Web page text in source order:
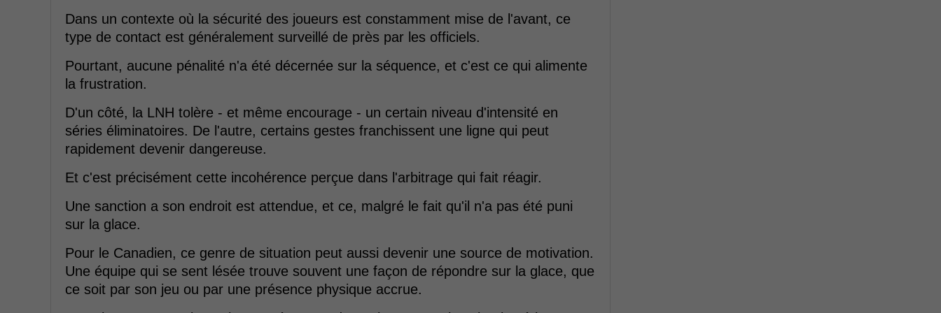
Dans un contexte où la sécurité des joueurs est constamment mise de l'avant, ce
type de contact est généralement surveillé de près par les officiels.
Pourtant, aucune pénalité n'a été décernée sur la séquence, et c'est ce qui alimente
la frustration.
D'un côté, la LNH tolère - et même encourage - un certain niveau d'intensité en
séries éliminatoires. De l'autre, certains gestes franchissent une ligne qui peut
rapidement devenir dangereuse.
Et c'est précisément cette incohérence perçue dans l'arbitrage qui fait réagir.
Une sanction a son endroit est attendue, et ce, malgré le fait qu'il n'a pas été puni
sur la glace.
Pour le Canadien, ce genre de situation peut aussi devenir une source de motivation.
Une équipe qui se sent lésée trouve souvent une façon de répondre sur la glace, que
ce soit par son jeu ou par une présence physique accrue.